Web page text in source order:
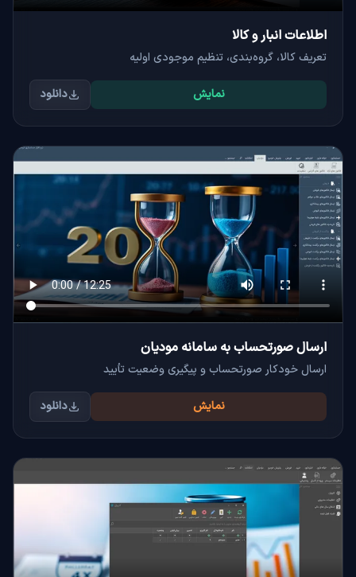
اطلاعات انبار و کالا
تعریف کالا، گروه‌بندی، تنظیم موجودی اولیه
نمایش دانلود
ارسال صورتحساب به سامانه مودیان
ارسال خودکار صورتحساب و پیگیری وضعیت تأیید
نمایش دانلود